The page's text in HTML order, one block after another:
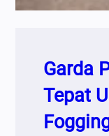
Garda
Tepat